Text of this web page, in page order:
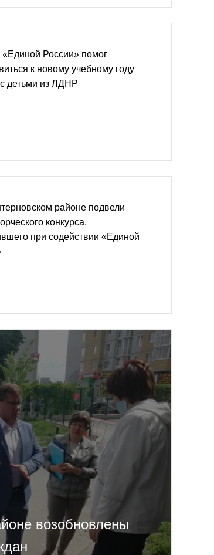
«Единой России» помог
к новому учебному году
детьми из ЛДНР
районе подвели
конкурса,
при содействии «Единой
возобновлены